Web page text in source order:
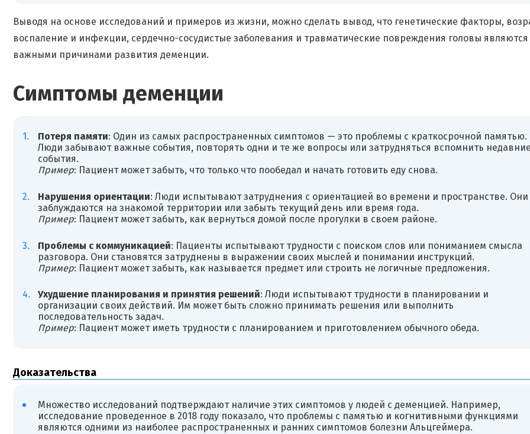
Выводя на основе исследований и примеров из жизни, можно сделать вывод, что генетические факторы,
воспаление и инфекции, сердечно-сосудистые заболевания и травматические повреждения головы являются
важными причинами развития деменции.
Симптомы деменции
Потеря памяти: Один из самых распространенных симптомов — это проблемы с краткосрочной памятью.
Люди забывают важные события, повторять одни и те же вопросы или затрудняться вспомнить
события.
Пример: Пациент может забыть, что только что пообедал и начать готовить еду снова.
Нарушения ориентации: Люди испытывают затруднения с ориентацией во времени и пространстве. Они
заблуждаются на знакомой территории или забыть текущий день или время года.
Пример: Пациент может забыть, как вернуться домой после прогулки в своем районе.
Проблемы с коммуникацией: Пациенты испытывают трудности с поиском слов или пониманием смысла
разговора. Они становятся затруднены в выражении своих мыслей и понимании инструкций.
Пример: Пациент может забыть, как называется предмет или строить не логичные предложения.
Ухудшение планирования и принятия решений: Люди испытывают трудности в планировании и
организации своих действий. Им может быть сложно принимать решения или выполнить
последовательность задач.
Пример: Пациент может иметь трудности с планированием и приготовлением обычного обеда.
Доказательства
Множество исследований подтверждают наличие этих симптомов у людей с деменцией. Например,
исследование проведенное в 2018 году показало, что проблемы с памятью и когнитивными функциями
являются одними из наиболее распространенных и ранних симптомов болезни Альцгеймера.